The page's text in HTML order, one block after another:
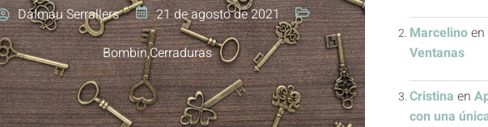
Dalmau Serrallers
21 de agosto de 2021
Bombin,Cerraduras
Marcelinoen
Ventanas
Cristina en
con una